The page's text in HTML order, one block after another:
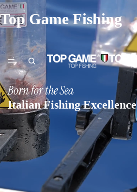
Top Game Fishing
Born for the Sea
Italian Fishing Excellence